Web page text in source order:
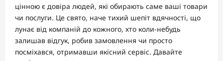
цінною є довіра людей, які обирають саме ваші товари
чи послуги. Це свято, наче тихий шепіт вдячності, що
лунає від компаній до кожного, хто коли-небудь
залишав відгук, робив замовлення чи просто
посміхався, отримавши якісний сервіс. Давайте